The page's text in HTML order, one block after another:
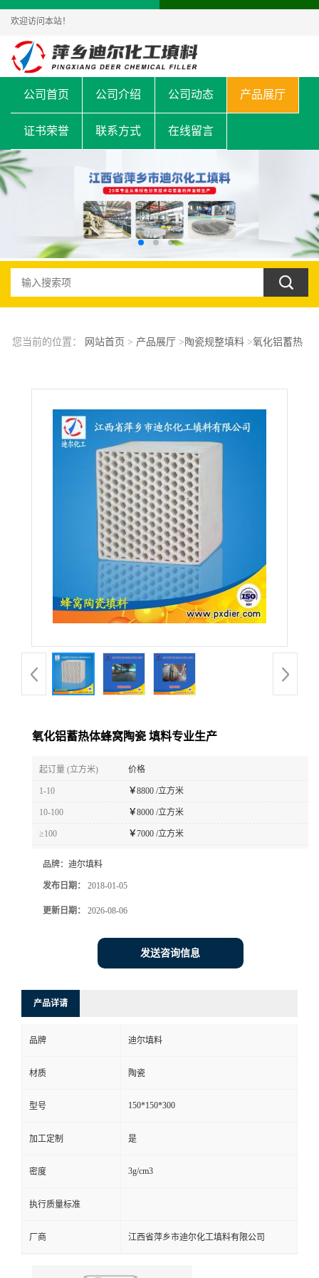
欢迎访问本站！
公司首页 公司介绍 公司动态 产品展厅
证书荣誉 联系方式 在线留言
您当前的位置： 网站首页 > 产品展厅> 陶瓷规整填料>氧化铝蓄热
氧化铝蓄热体蜂窝陶瓷 填料专业生产
起订量 (立方米) 价格
1-10 ￥8800 /立方米
10-100 ￥8000 /立方米
≥100 ￥7000 /立方米
品牌： 迪尔填料
发布日期： 2018-01-05
更新日期： 2026-08-06
发送咨询信息
产品详请
品牌 迪尔填料
材质 陶瓷
型号 150*150*300
加工定制 是
密度 3g/cm3
执行质量标准
厂商 江西省萍乡市迪尔化工填料有限公司